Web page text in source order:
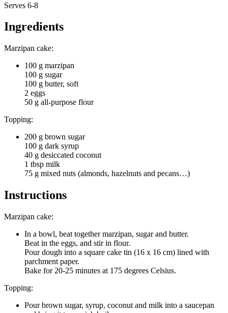
Serves 6-8
Ingredients
Marzipan cake:
100 g marzipan
100 g sugar
100 g butter, soft
2 eggs
50 g all-purpose flour
Topping:
200 g brown sugar
100 g dark syrup
40 g desiccated coconut
1 tbsp milk
75 g mixed nuts (almonds, hazelnuts and pecans…)
Instructions
Marzipan cake:
In a bowl, beat together marzipan, sugar and butter.
Beat in the eggs, and stir in flour.
Pour dough into a square cake tin (16 x 16 cm) lined with
parchment paper.
Bake for 20-25 minutes at 175 degrees Celsius.
Topping:
Pour brown sugar, syrup, coconut and milk into a saucepan